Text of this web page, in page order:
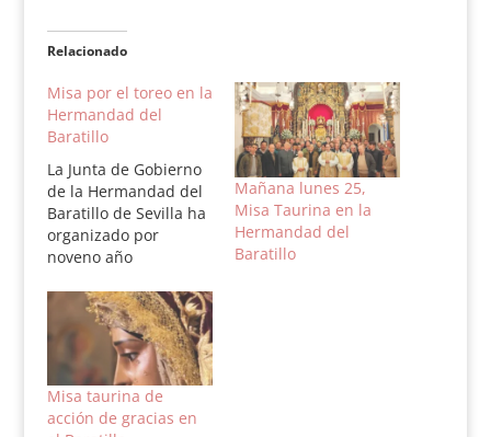
Relacionado
Misa por el toreo en la
Hermandad del
Baratillo
La Junta de Gobierno
de la Hermandad del
Baratillo de Sevilla ha
organizado por
noveno año
de acción de gracias
por la temporada
taurina. Esta
celebración tendrá
lugar mañana
miércoles, día 27 de
noviembre, a las 20,30
Mañana lunes 25,
Misa Taurina en la
Hermandad del
Baratillo
Misa taurina de
acción de gracias en